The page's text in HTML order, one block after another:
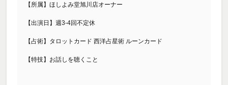
【所属】ほしよみ堂旭川店オーナー
【出演日】週3-4回不定休
【占術】タロットカード 西洋占星術 ルーンカード
【特技】お話しを聴くこと